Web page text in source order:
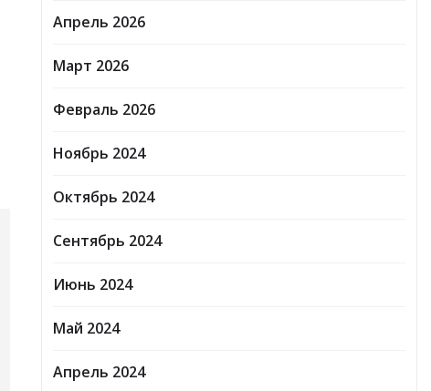
Апрель 2026
Март 2026
Февраль 2026
Ноябрь 2024
Октябрь 2024
Сентябрь 2024
Июнь 2024
Май 2024
Апрель 2024